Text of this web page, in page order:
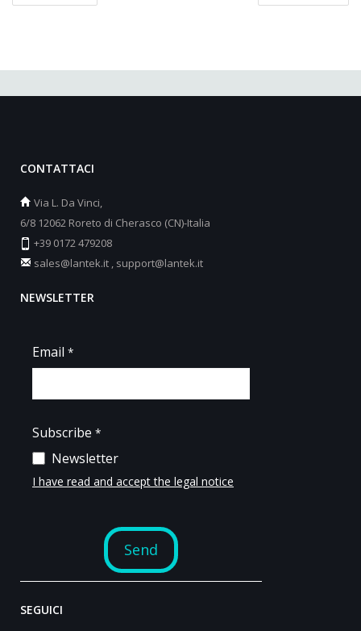
CONTATTACI
Via L. Da Vinci,
6/8 12062 Roreto di Cherasco (CN)-Italia
+39 0172 479208
sales@lantek.it support@lantek.it
NEWSLETTER
SEGUICI